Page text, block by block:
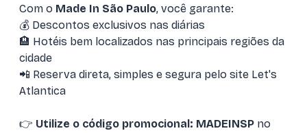
Com o Made In São Paulo, você garante:
💰 Descontos exclusivos nas diárias
🏨 Hotéis bem localizados nas principais regiões da
cidade
📲 Reserva direta, simples e segura pelo site Let's
Atlantica
👉 Utilize o código promocional: MADEINSP no